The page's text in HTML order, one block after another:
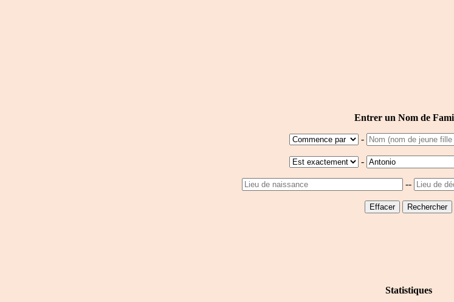
Entrer un Nom de
-
-
--
Statistiques